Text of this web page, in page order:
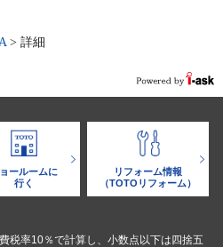
> 詳細
ールームに
行く
リフォーム情報
（TOTOリフォーム）
税率10％で計算し、小数点以下は四捨五